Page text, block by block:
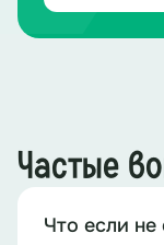
Частые
Что если не